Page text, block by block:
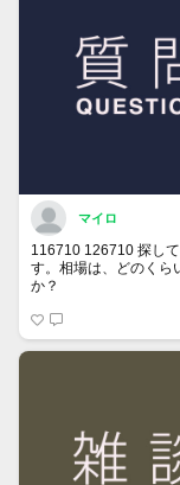
中古になりますのでキ
どダメージ劣化ありま
マイロ
116710 126710 探して
す。相場は、どのくら
か？